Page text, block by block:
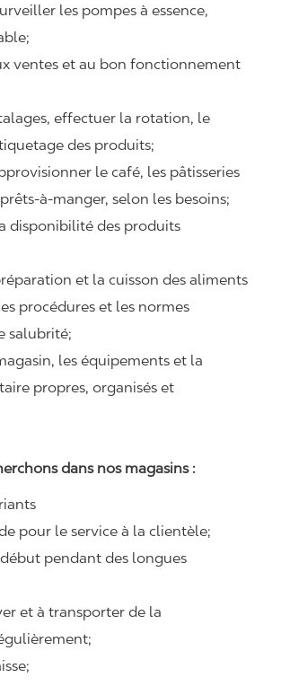
les pompes à essence,
ventes et au bon fonctionnement
effectuer la rotation, le
des produits;
le café, les pâtisseries
à-manger, selon les besoins;
disponibilité des produits
et la cuisson des aliments
procédures et les normes
salubrité;
les équipements et la
propres, organisés et
dans nos magasins :
pour le service à la clientèle;
pendant des longues
et à transporter de la